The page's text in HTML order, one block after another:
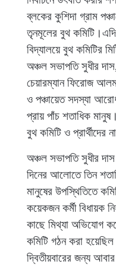
ব্লকের কুশিদা গ্রাম
তৃনমূলের বুথ
বিদ্যালয়ে বুথ কমিটির
অঞ্চল সভাপতি সুধীর
চেয়ারম্যান ফিরোজ
ও পঞ্চায়েত সদস্যা
প্রায় পাঁচ শতাধিক
বুথ কমিটি ও প্রার্থীদের
অঞ্চল সভাপতি সুধীর
দিনের আলোতে তিন
মানুষের উপস্থিতিতে
কয়েকজন কর্মী বিধায়ক
কাছে মিথ্যা অভিযোগ
কমিটি গঠন করা
দ্বিতীয়বারের জন্য